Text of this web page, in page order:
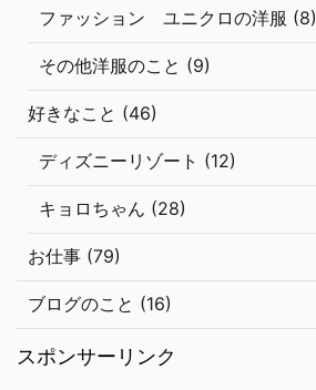
ファッション ユニクロの洋服 (8)
その他洋服のこと (9)
好きなこと (46)
ディズニーリゾート (12)
キョロちゃん (28)
お仕事 (79)
ブログのこと (16)
スポンサーリンク